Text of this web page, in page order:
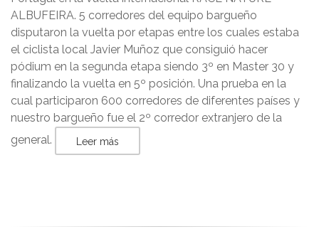
ALBUFEIRA. 5 corredores del equipo bargueño
disputaron la vuelta por etapas entre los cuales estaba
el ciclista local Javier Muñoz que consiguió hacer
pódium en la segunda etapa siendo 3º en Master 30 y
finalizando la vuelta en 5º posición. Una prueba en la
cual participaron 600 corredores de diferentes países y
nuestro bargueño fue el 2º corredor extranjero de la
general.
Leer más